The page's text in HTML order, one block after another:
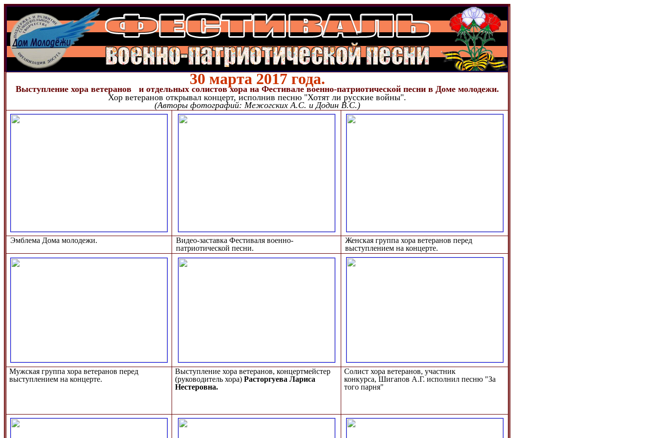
30 марта 2017 года.
Выступление хора ветеранов
и отдельных солистов хора на Фестивале военно-патриотической песни в Доме молодежи.
Хор ветеранов открывал концерт, исполнив песню "Хотят ли русские войны".
(Авторы фотографий: Межогских А.С. и Додин В.С.)
Эмблема Дома молодежи.
Видео-заставка Фестиваля военно-
патриотической песни.
Женская группа хора ветеранов перед
выступлением на концерте.
Мужская группа хора ветеранов перед
выступлением на концерте.
Выступление хора ветеранов, концертмейстер
(руководитель хора) Расторгуева Лариса
Нестеровна.
Солист хора ветеранов, участник
конкурса, Шигапов А.Г. исполнил песню "За
того парня"